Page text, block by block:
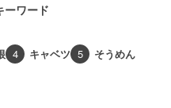
ーワード
4 キャベツ 5 そうめん